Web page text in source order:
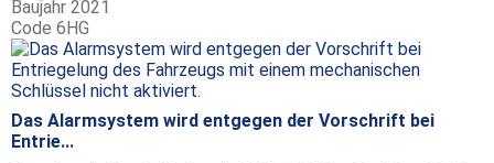
Baujahr 2021
Code 6HG
Das Alarmsystem wird entgegen der Vorschrift bei
Entrie...